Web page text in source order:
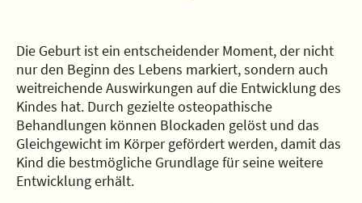
Die Geburt ist ein entscheidender Moment, der nicht
nur den Beginn des Lebens markiert, sondern auch
weitreichende Auswirkungen auf die Entwicklung des
Kindes hat. Durch gezielte osteopathische
Behandlungen können Blockaden gelöst und das
Gleichgewicht im Körper gefördert werden, damit das
Kind die bestmögliche Grundlage für seine weitere
Entwicklung erhält.